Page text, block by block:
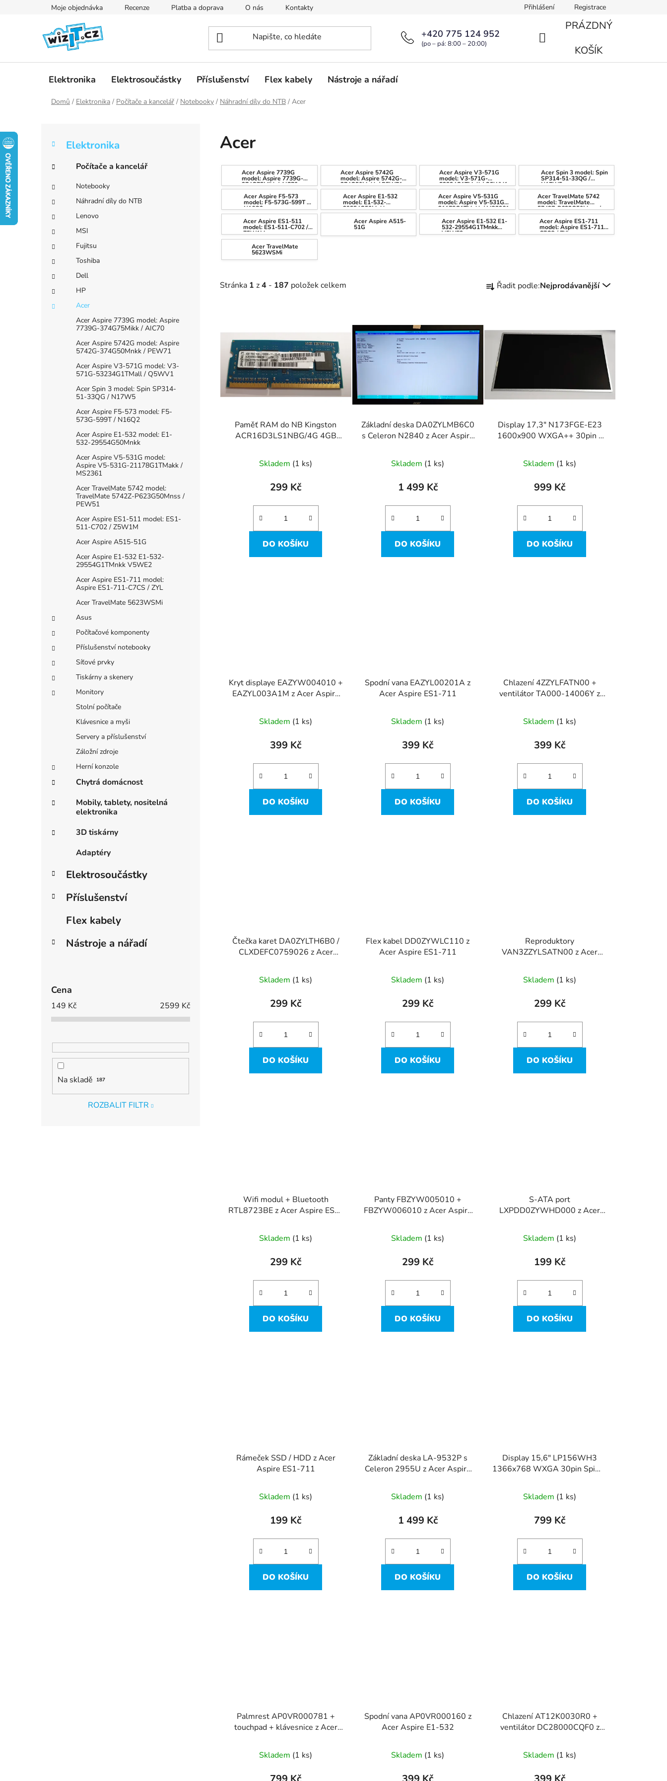
Moje objednávka Recenze Platba a doprava O nás Kontakty Přihlášení Registrace
+420 775 124 952
(po – pá: 8:00 – 20:00)
NÁKUPNÍ
PRÁZDNÝ
KOŠÍK
Elektronika Elektrosoučástky Příslušenství Flex kabely Nástroje a nářadí
Domů / Elektronika / Počítače a kancelář / Notebooky / Náhradní díly do NTB / Acer
Přeskočit
kategorie
K
a
e
g
o
r
i
Elektronika
Počítače a kancelář
Notebooky
Náhradní díly do NTB
Lenovo
MSI
Fujitsu
Toshiba
Dell
HP
Acer
Acer Aspire 7739G model: Aspire
7739G-374G75Mikk / AIC70
Acer Aspire 5742G model: Aspire
5742G-374G50Mnkk / PEW71
Acer Aspire V3-571G model: V3-
571G-53234G1TMall / Q5WV1
Acer Spin 3 model: Spin SP314-
51-33QG / N17W5
Acer Aspire F5-573 model: F5-
573G-599T / N16Q2
Acer Aspire E1-532 model: E1-
532-29554G50Mnkk
Acer Aspire V5-531G model:
Aspire V5-531G-21178G1TMakk /
MS2361
Acer TravelMate 5742 model:
TravelMate 5742Z-P623G50Mnss /
PEW51
Acer Aspire ES1-511 model: ES1-
511-C702 / Z5W1M
Acer Aspire A515-51G
Acer Aspire E1-532 E1-532-
29554G1TMnkk V5WE2
Acer Aspire ES1-711 model:
Aspire ES1-711-C7CS / ZYL
Acer TravelMate 5623WSMi
Asus
Počítačové komponenty
Příslušenství notebooky
Síťové prvky
Tiskárny a skenery
Monitory
Stolní počítače
Klávesnice a myši
Servery a příslušenství
Záložní zdroje
Herní konzole
Chytrá domácnost
Mobily, tablety, nositelná
elektronika
3D tiskárny
Adaptéry
Elektrosoučástky
Příslušenství
Flex kabely
Nástroje a nářadí
Cena
149 Kč 2599 Kč
Na skladě 187
ROZBALIT FILTR
Acer
Acer Aspire 7739G
model: Aspire 7739G-
374G75Mikk / AIC70
Acer Aspire 5742G
model: Aspire 5742G-
374G50Mnkk / PEW71
Acer Aspire V3-571G
model: V3-571G-
53234G1TMall / Q5WV1
Acer Spin 3 model: Spin
SP314-51-33QG /
N17W5
Acer Aspire F5-573
model: F5-573G-599T /
N16Q2
Acer Aspire E1-532
model: E1-532-
29554G50Mnkk
Acer Aspire V5-531G
model: Aspire V5-531G-
21178G1TMakk / MS2361
Acer TravelMate 5742
model: TravelMate
5742Z-P623G50Mnss /
PEW51
Acer Aspire ES1-511
model: ES1-511-C702 /
Z5W1M
Acer Aspire A515-
51G
Acer Aspire E1-532 E1-
532-29554G1TMnkk
V5WE2
Acer Aspire ES1-711
model: Aspire ES1-711-
C7CS / ZYL
Acer TravelMate
5623WSMi
Stránka 1 z4 - 187 položek celkem
a
n
o
d
Řadit podle:Nejprodávanější
ý
p
r
Paměť RAM do NB Kingston
ACR16D3LS1NBG/4G 4GB
Skladem (1 ks)
299 Kč
DO KOŠÍKU
Základní deska DA0ZYLMB6C0
s Celeron N2840 z Acer Aspire
Skladem (1 ks)
1 499 Kč
DO KOŠÍKU
Display 17,3" N173FGE-E23
1600x900 WXGA++ 30pin z
Skladem (1 ks)
999 Kč
DO KOŠÍKU
Kryt displaye EAZYW004010 +
EAZYL003A1M z Acer Aspire
Skladem (1 ks)
399 Kč
DO KOŠÍKU
Spodní vana EAZYL00201A z
Acer Aspire ES1-711
Skladem (1 ks)
399 Kč
DO KOŠÍKU
Chlazení 4ZZYLFATN00 +
ventilátor TA000-14006Y z
Skladem (1 ks)
399 Kč
DO KOŠÍKU
Čtečka karet DA0ZYLTH6B0 /
CLXDEFC0759026 z Acer
Skladem (1 ks)
299 Kč
DO KOŠÍKU
Flex kabel DD0ZYWLC110 z
Acer Aspire ES1-711
Skladem (1 ks)
299 Kč
DO KOŠÍKU
Reproduktory
VAN3ZZYLSATN00 z Acer
Skladem (1 ks)
299 Kč
DO KOŠÍKU
Wifi modul + Bluetooth
RTL8723BE z Acer Aspire ES1-
Skladem (1 ks)
299 Kč
DO KOŠÍKU
Panty FBZYW005010 +
FBZYW006010 z Acer Aspire
Skladem (1 ks)
299 Kč
DO KOŠÍKU
S-ATA port
LXPDD0ZYWHD000 z Acer
Skladem (1 ks)
199 Kč
DO KOŠÍKU
Rámeček SSD / HDD z Acer
Aspire ES1-711
Skladem (1 ks)
199 Kč
DO KOŠÍKU
Základní deska LA-9532P s
Celeron 2955U z Acer Aspire
Skladem (1 ks)
1 499 Kč
DO KOŠÍKU
Display 15,6" LP156WH3
1366x768 WXGA 30pin Spim z
Skladem (1 ks)
799 Kč
DO KOŠÍKU
Palmrest AP0VR000781 +
touchpad + klávesnice z Acer
Skladem (1 ks)
Spodní vana AP0VR000160 z
Acer Aspire E1-532
Skladem (1 ks)
Chlazení AT12K0030R0 +
ventilátor DC28000CQF0 z
Skladem (1 ks)